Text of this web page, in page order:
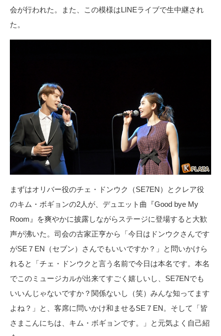
会が行われた。また、この模様はLINEライブで生中継され
た。
まずはオリバー役のチェ・ドンウク（SE7EN）とクレア役
のキム・ボギョンの2人が、デュエット曲『Good bye My
Room』を爽やかに披露しながらステージに登場すると大歓
声が沸いた。司会の古家正亨から「今日はドンウクさんです
がSE７EN（セブン）さんでもいいですか？」と問いかけら
れると「チェ・ドンウクと言う名前で今日は本名です。本名
でこのミュージカルが出来てすごく嬉しいし、SE7ENでも
いいんじゃないですか？関係ないし（笑）みんな知ってます
よね？」と、客席に問いかけ和ませるSE７EN。そして「皆
さまこんにちは、キム・ボギョンです。」と元気よく自己紹